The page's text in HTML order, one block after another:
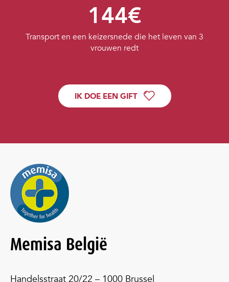
144€
Transport en een keizersnede die het leven van 3
vrouwen redt
IK DOE EEN GIFT
Memisa België
Handelsstraat 20/22 – 1000 Brussel